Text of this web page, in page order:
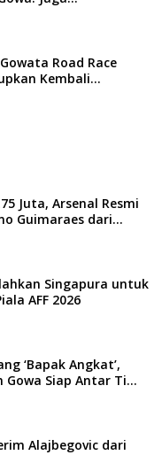
Road Race
Kembali
Juta, Arsenal Resmi
Guimaraes dari
Singapura untuk
AFF 2026
‘Bapak Angkat’,
Gowa Siap Antar Tim
Alajbegovic dari